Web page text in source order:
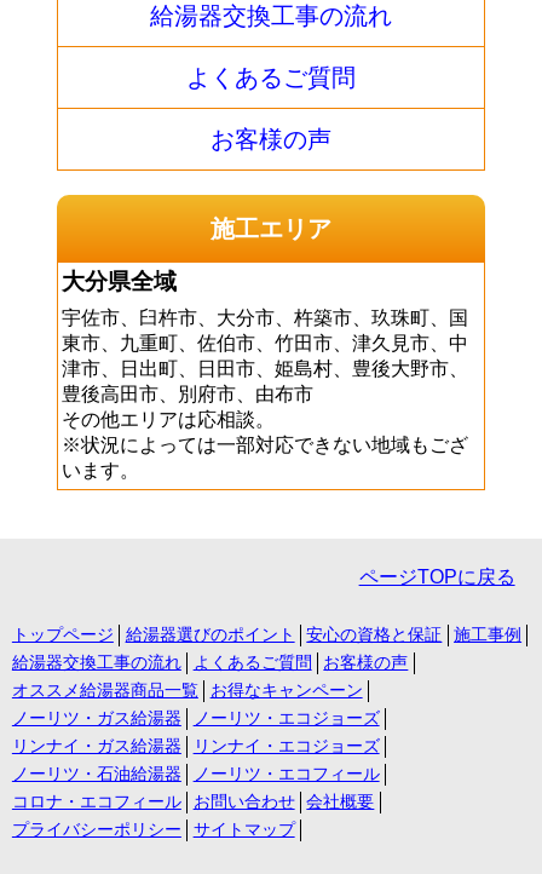
給湯器交換工事の流れ
よくあるご質問
お客様の声
施工エリア
大分県全域
宇佐市、臼杵市、大分市、杵築市、玖珠町、国
東市、九重町、佐伯市、竹田市、津久見市、中
津市、日出町、日田市、姫島村、豊後大野市、
豊後高田市、別府市、由布市
その他エリアは応相談。
※状況によっては一部対応できない地域もござ
います。
ページTOPに戻る
トップページ 給湯器選びのポイント 安心の資格と保証
施工事例
給湯器交換工事の流れ
よくあるご質問
お客様の声
オススメ給湯器商品一覧
お得なキャンペーン
ノーリツ・ガス給湯器
ノーリツ・エコジョーズ
リンナイ・ガス給湯器
リンナイ・エコジョーズ
ノーリツ・石油給湯器
ノーリツ・エコフィール
コロナ・エコフィール
お問い合わせ
会社概要
プライバシーポリシー
サイトマップ